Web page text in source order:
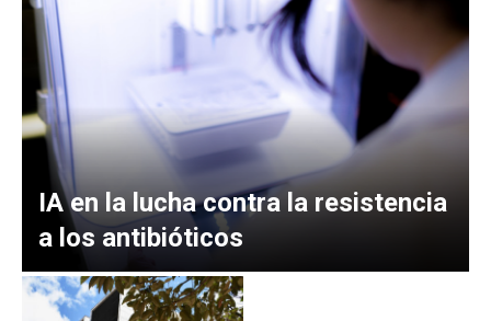
IA en la lucha contra la resistencia
a los antibióticos